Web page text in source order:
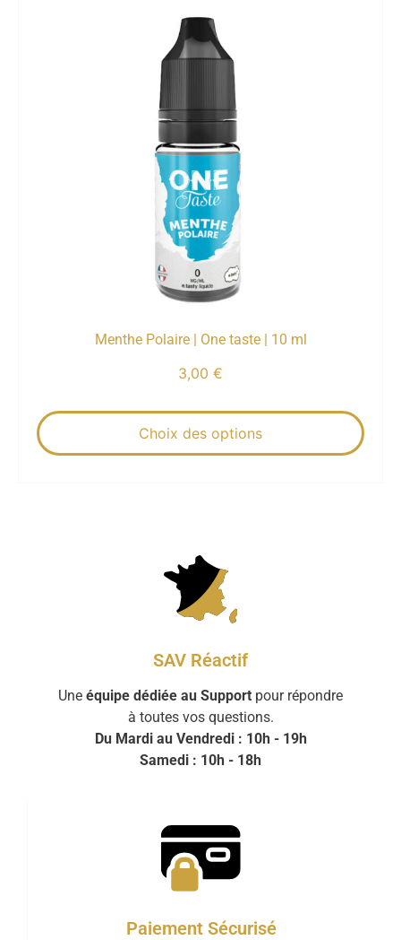
Menthe Polaire | One taste | 10 ml
3,00 €
Choix des options
SAV Réactif
Une équipe dédiée au Support pour répondre
à toutes vos questions.
Du Mardi au Vendredi : 10h - 19h
Samedi : 10h - 18h
Paiement Sécurisé